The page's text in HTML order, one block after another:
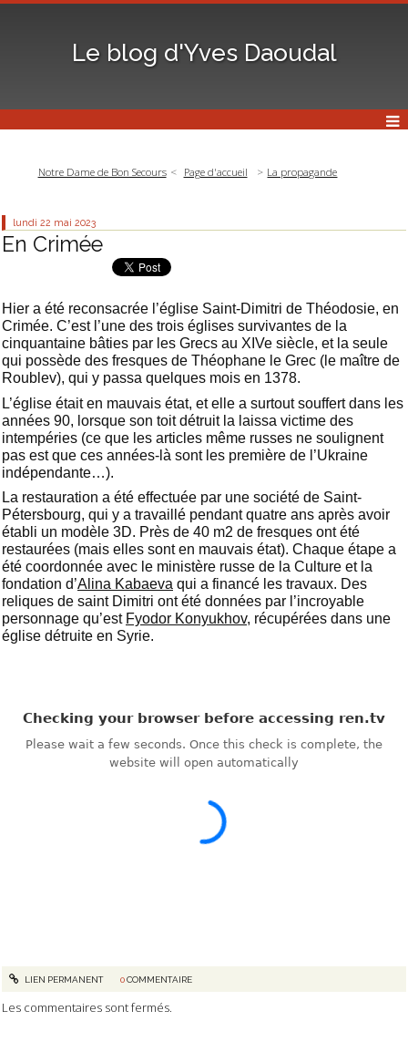
Le blog d'Yves Daoudal
Notre Dame de Bon Secours Page d'accueil La propagande
lundi 22 mai 2023
En Crimée
Hier a été reconsacrée l’église Saint-Dimitri de Théodosie, en
Crimée. C’est l’une des trois églises survivantes de la
cinquantaine bâties par les Grecs au XIVe siècle, et la seule
qui possède des fresques de Théophane le Grec (le maître de
Roublev), qui y passa quelques mois en 1378.
L’église était en mauvais état, et elle a surtout souffert dans les
années 90, lorsque son toit détruit la laissa victime des
intempéries (ce que les articles même russes ne soulignent
pas est que ces années-là sont les première de l’Ukraine
indépendante…).
La restauration a été effectuée par une société de Saint-
Pétersbourg, qui y a travaillé pendant quatre ans après avoir
établi un modèle 3D. Près de 40 m2 de fresques ont été
restaurées (mais elles sont en mauvais état). Chaque étape a
été coordonnée avec le ministère russe de la Culture et la
fondation d’Alina Kabaeva qui a financé les travaux. Des
reliques de saint Dimitri ont été données par l’incroyable
personnage qu’est Fyodor Konyukhov, récupérées dans une
église détruite en Syrie.
LIEN PERMANENT 0COMMENTAIRE
Les commentaires sont fermés.